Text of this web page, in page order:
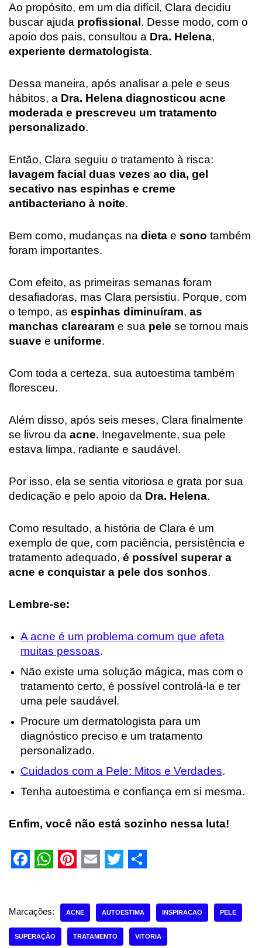
Ao propósito, em um dia difícil, Clara decidiu
buscar ajuda profissional . Desse modo, com o
apoio dos pais, consultou a Dra. Helena,
experiente dermatologista.
Dessa maneira, após analisar a pele e seus
hábitos, a Dra. Helena diagnosticou acne
moderada e prescreveu um tratamento
personalizado.
Então, Clara seguiu o tratamento à risca:
lavagem facial duas vezes ao dia, gel
secativo nas espinhas e creme
antibacteriano à noite.
Bem como, mudanças na dieta e sono também
foram importantes.
Com efeito, as primeiras semanas foram
desafiadoras, mas Clara persistiu. Porque, com
o tempo, as espinhas diminuíram, as
manchas clarearam e sua pele se tornou mais
suave e uniforme.
Com toda a certeza, sua autoestima também
floresceu.
Além disso, após seis meses, Clara finalmente
se livrou da acne. Inegavelmente, sua pele
estava limpa, radiante e saudável.
Por isso, ela se sentia vitoriosa e grata por sua
dedicação e pelo apoio da Dra. Helena.
Como resultado, a história de Clara é um
exemplo de que, com paciência, persistência e
tratamento adequado, é possível superar a
acne e conquistar a pele dos sonhos.
Lembre-se:
A acne é um problema comum que afeta
muitas pessoas.
Não existe uma solução mágica, mas com o
tratamento certo, é possível controlá-la e ter
uma pele saudável.
Procure um dermatologista para um
diagnóstico preciso e um tratamento
personalizado.
Cuidados com a Pele: Mitos e Verdades.
Tenha autoestima e confiança em si mesma.
Enfim, você não está sozinho nessa luta!
c
e
a
t
n
t
a
i
i
t
a
r
Marcações: ACNE AUTOESTIMA INSPIRACAO PELE
SUPERAÇÃO TRATAMENTO VITORIA